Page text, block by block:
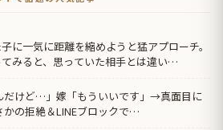
に一気に距離を縮めようと猛アプローチ。
みると、思っていた相手とは違い…
だけど…」嫁「もういいです」→真面目に
の拒絶＆LINEブロックで…